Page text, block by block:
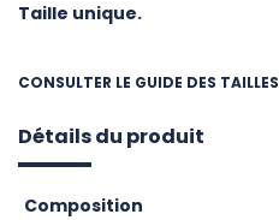
Taille unique.
CONSULTER LE GUIDE DES TAILLES
Détails du produit
Composition